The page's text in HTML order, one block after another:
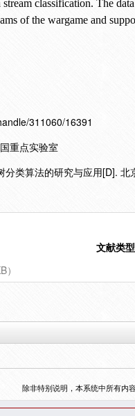
classification. The
of the wargame and
311060/16391
重点实验室
分类算法的研究与应用[D].
文献类型
除非特别说明，本系统中所有内